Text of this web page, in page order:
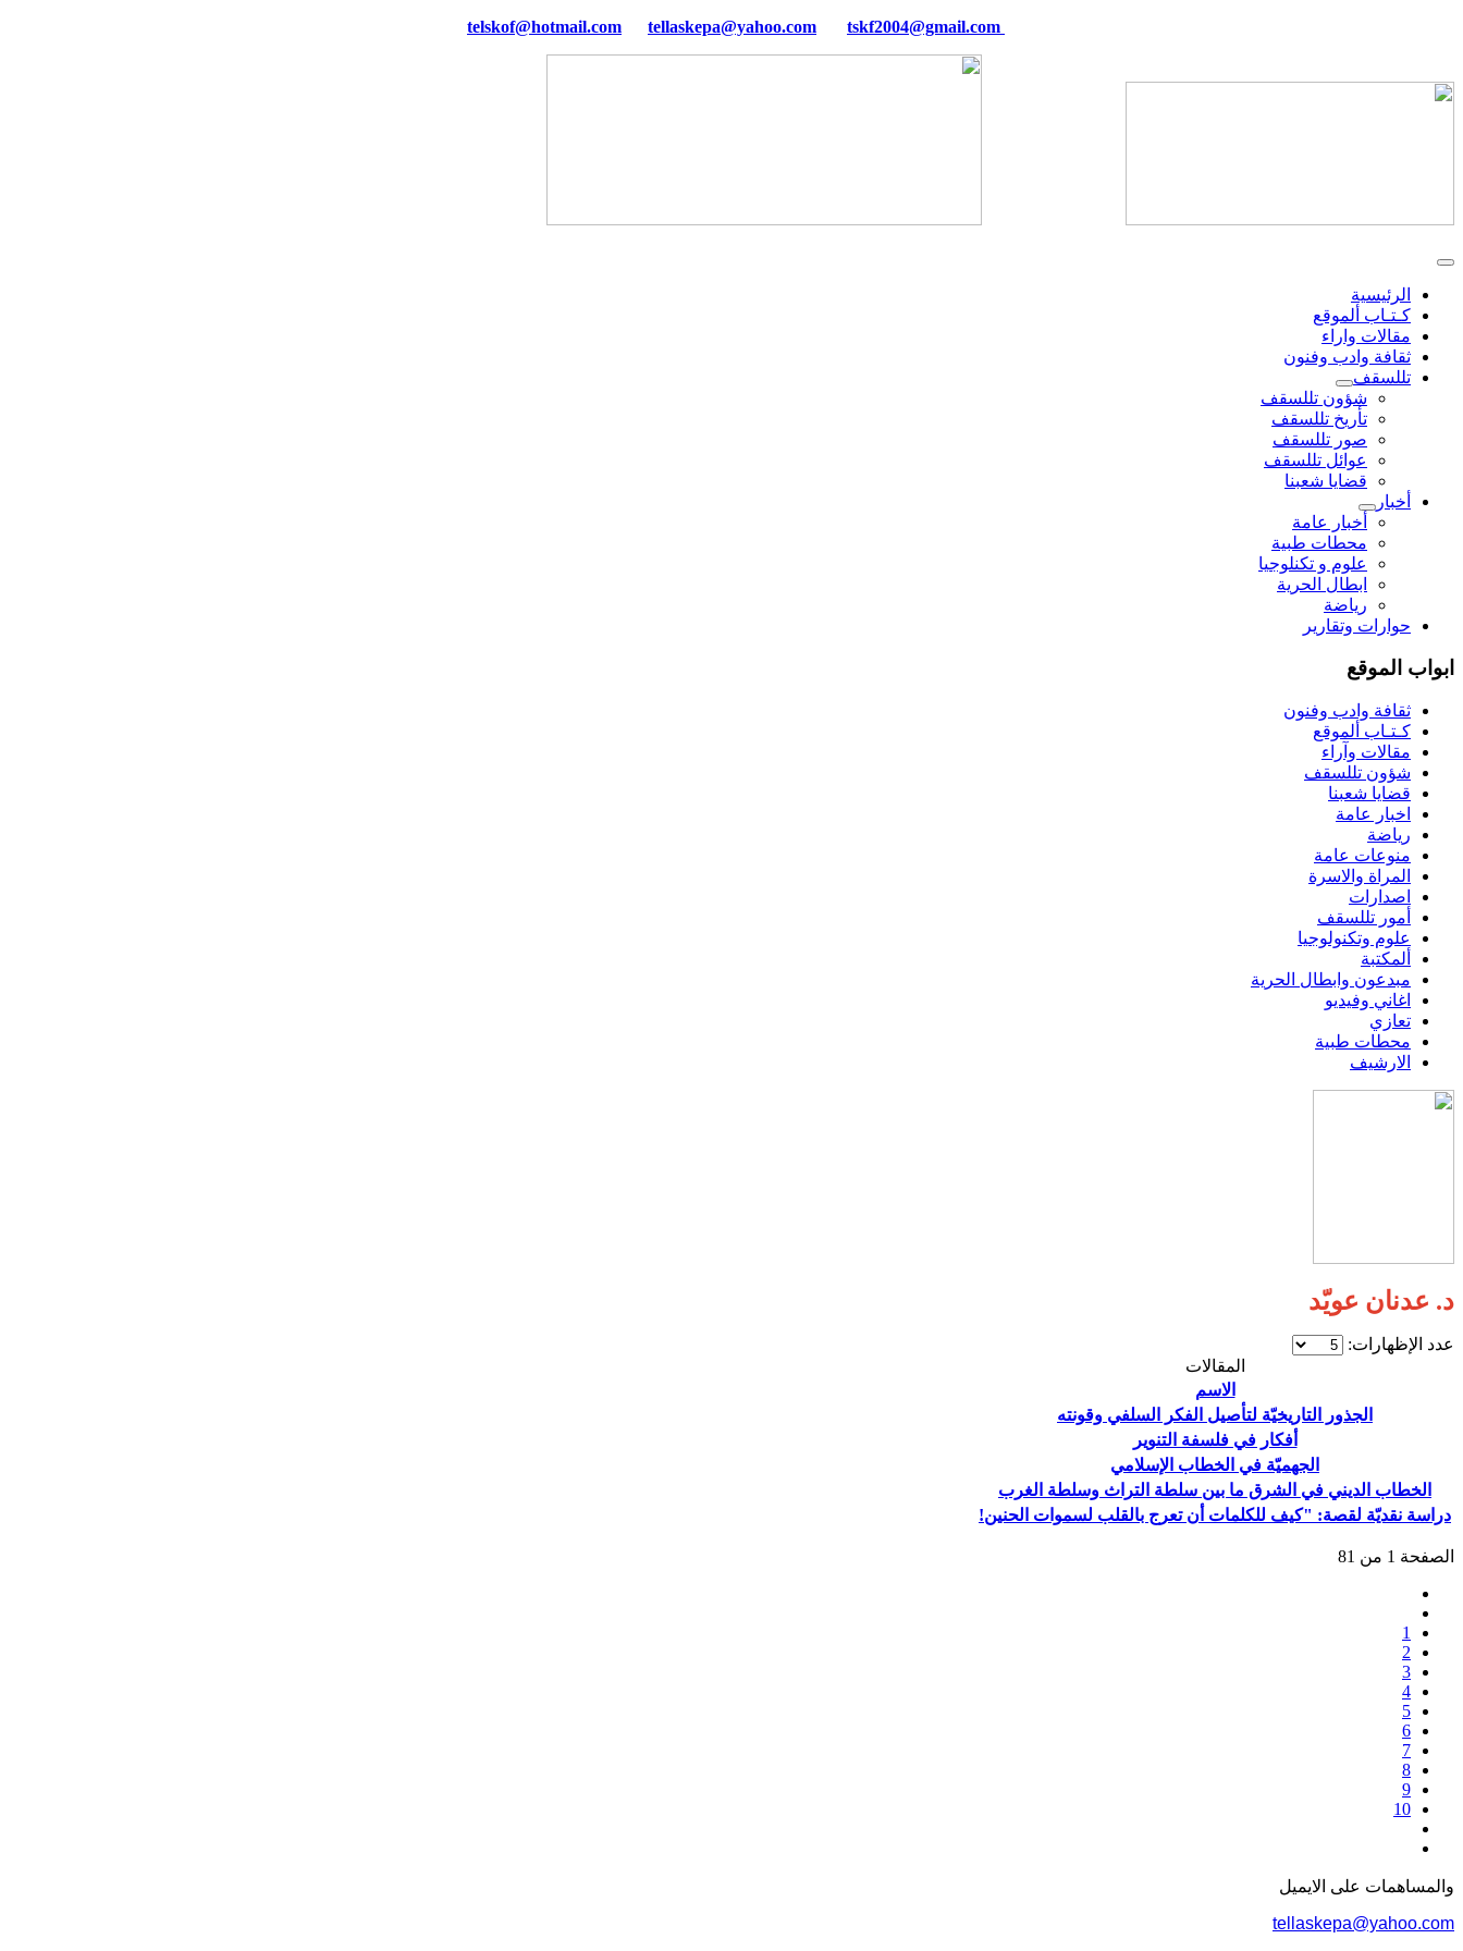
tellaskepa@yahoo.com tskf2004@gmail.com
الرئيسية
كـتـاب ألموقع
مقالات واراء
ثقافة وادب وفنون
تللسقف
شؤون تللسقف
تأريخ تللسقف
صور تللسقف
عوائل تللسقف
قضايا شعبنا
أخبار
أخبار عامة
محطات طبية
علوم و تکنلوجیا
ابطال الحرية
رياضة
حوارات وتقارير
ابواب الموقع
ثقافة وادب وفنون
كـتـاب ألموقع
مقالات وآراء
شؤون تللسقف
قضايا شعبنا
اخبار عامة
رياضة
منوعات عامة
المراة والاسرة
اصدارات
أمور تللسقف
علوم وتكنولوجيا
ألمكتبة
مبدعون وابطال الحرية
اغاني وفيديو
تعازي
محطات طبية
الارشيف
د. عدنان عويّد
عدد الإظهارات:
المقالات
الاسم
الجذور التاريخيّة لتأصيل الفكر السلفي وقونته
أفكار في فلسفة التنوير
الجهميّة في الخطاب الإسلامي
الخطاب الديني في الشرق ما بين سلطة التراث وسلطة الغرب
دراسة نقديّة لقصة: "كيف للكلمات أن تعرج بالقلب لسموات الحنين!
الصفحة 1 من 81
1
2
3
4
5
6
7
8
9
10
والمساهمات علی الایمیل
tellaskepa@yahoo.com